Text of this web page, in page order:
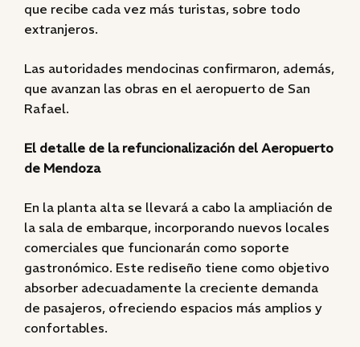
que recibe cada vez más turistas, sobre todo
extranjeros.
Las autoridades mendocinas confirmaron, además,
que avanzan las obras en el aeropuerto de San
Rafael.
El detalle de la refuncionalización del Aeropuerto
de Mendoza
En la planta alta se llevará a cabo la ampliación de
la sala de embarque, incorporando nuevos locales
comerciales que funcionarán como soporte
gastronómico. Este rediseño tiene como objetivo
absorber adecuadamente la creciente demanda
de pasajeros, ofreciendo espacios más amplios y
confortables.